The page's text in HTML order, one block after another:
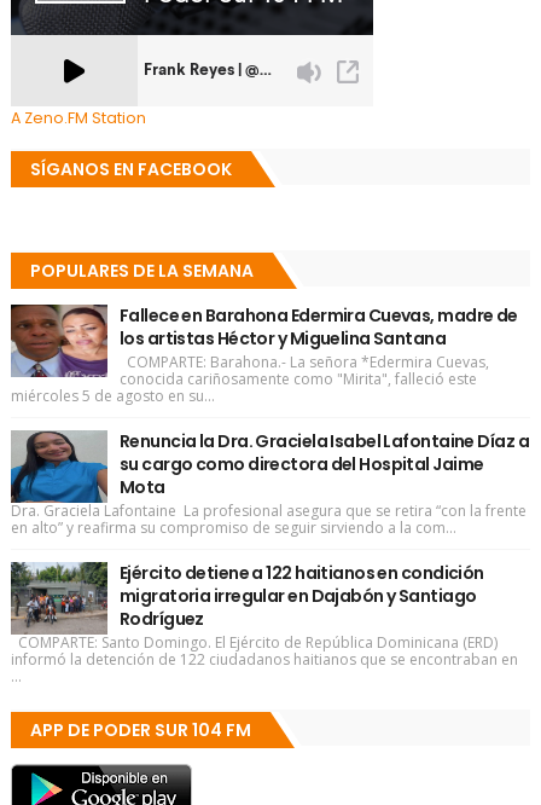
A Zeno.FM Station
SÍGANOS EN FACEBOOK
POPULARES DE LA SEMANA
Fallece en Barahona Edermira Cuevas, madre de
los artistas Héctor y Miguelina Santana
COMPARTE: Barahona.- La señora *Edermira Cuevas,
conocida cariñosamente como "Mirita", falleció este
miércoles 5 de agosto en su...
Renuncia la Dra. Graciela Isabel Lafontaine Díaz a
su cargo como directora del Hospital Jaime
Mota
Dra. Graciela Lafontaine La profesional asegura que se retira “con la frente
en alto” y reafirma su compromiso de seguir sirviendo a la com...
Ejército detiene a 122 haitianos en condición
migratoria irregular en Dajabón y Santiago
Rodríguez
COMPARTE: Santo Domingo. El Ejército de República Dominicana (ERD)
informó la detención de 122 ciudadanos haitianos que se encontraban en
...
APP DE PODER SUR 104 FM